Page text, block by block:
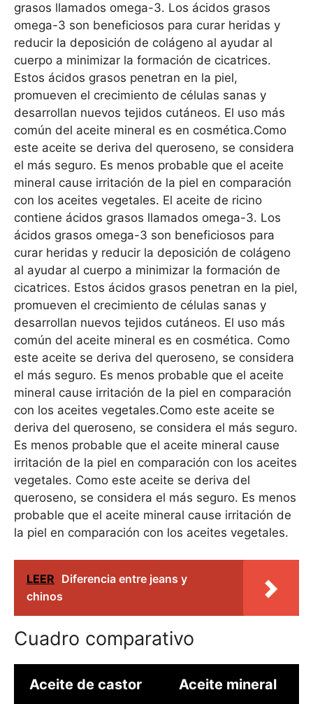
grasos llamados omega-3. Los ácidos grasos
omega-3 son beneficiosos para curar heridas y
reducir la deposición de colágeno al ayudar al
cuerpo a minimizar la formación de cicatrices.
Estos ácidos grasos penetran en la piel,
promueven el crecimiento de células sanas y
desarrollan nuevos tejidos cutáneos. El uso más
común del aceite mineral es en cosmética.Como
este aceite se deriva del queroseno, se considera
el más seguro. Es menos probable que el aceite
mineral cause irritación de la piel en comparación
con los aceites vegetales. El aceite de ricino
contiene ácidos grasos llamados omega-3. Los
ácidos grasos omega-3 son beneficiosos para
curar heridas y reducir la deposición de colágeno
al ayudar al cuerpo a minimizar la formación de
cicatrices. Estos ácidos grasos penetran en la piel,
promueven el crecimiento de células sanas y
desarrollan nuevos tejidos cutáneos. El uso más
común del aceite mineral es en cosmética. Como
este aceite se deriva del queroseno, se considera
el más seguro. Es menos probable que el aceite
mineral cause irritación de la piel en comparación
con los aceites vegetales.Como este aceite se
deriva del queroseno, se considera el más seguro.
Es menos probable que el aceite mineral cause
irritación de la piel en comparación con los aceites
vegetales. Como este aceite se deriva del
queroseno, se considera el más seguro. Es menos
probable que el aceite mineral cause irritación de
la piel en comparación con los aceites vegetales.
LEER Diferencia entre jeans y
chinos
Cuadro comparativo
Aceite de castor Aceite mineral